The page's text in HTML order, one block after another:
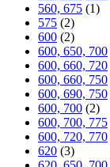
560, 675 (1)
575 (2)
600 (2)
600, 650, 700
600, 660, 720
600, 660, 750
600, 690, 750
600, 700 (2)
600, 700, 775
600, 720, 770
620 (3)